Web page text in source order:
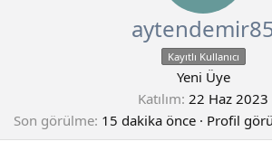
Kayıtlı Kullanıcı
Yeni Üye
Katılım 22 Haz 2023
Son görülme 15 dakika önce · Profil